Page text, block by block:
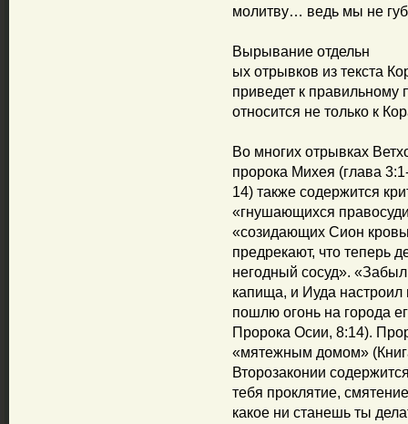
молитву… ведь мы не
Вырывание отдельн
ых отрывков из текста
приведет к правильному
относится не только к
Во многих отрывках
пророка Михея (глава
14) также содержится
«гнушающихся
«созидающих Сион
предрекают, что теперь
негодный сосуд».
капища, и Иуда
пошлю огонь на города
Пророка Осии, 8:14).
«мятежным домом»
Второзаконии
тебя проклятие,
какое ни станешь ты